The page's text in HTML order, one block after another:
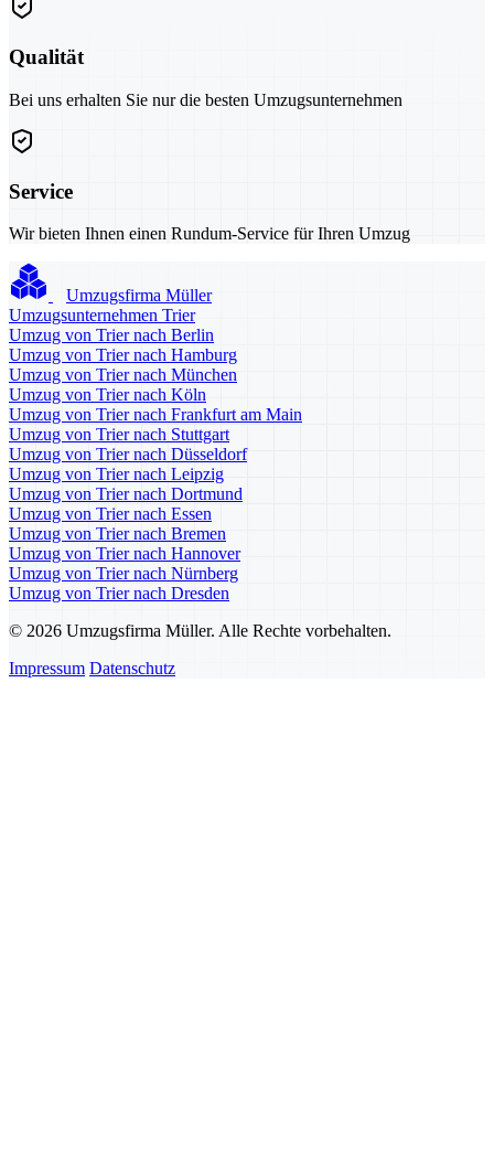
Qualität
Bei uns erhalten Sie nur die besten Umzugsunternehmen
Service
Wir bieten Ihnen einen Rundum-Service für Ihren Umzug
Umzugsfirma Müller
Umzugsunternehmen Trier
Umzug von Trier nach Berlin
Umzug von Trier nach Hamburg
Umzug von Trier nach München
Umzug von Trier nach Köln
Umzug von Trier nach Frankfurt am Main
Umzug von Trier nach Stuttgart
Umzug von Trier nach Düsseldorf
Umzug von Trier nach Leipzig
Umzug von Trier nach Dortmund
Umzug von Trier nach Essen
Umzug von Trier nach Bremen
Umzug von Trier nach Hannover
Umzug von Trier nach Nürnberg
Umzug von Trier nach Dresden
© 2026 Umzugsfirma Müller. Alle Rechte vorbehalten.
Impressum Datenschutz